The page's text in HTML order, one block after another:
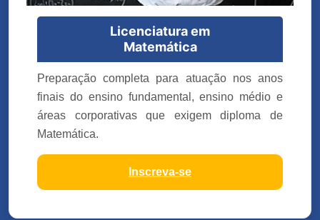
Licenciatura em
Matemática
Preparação completa para atuação nos anos
finais do ensino fundamental, ensino médio e
áreas corporativas que exigem diploma de
Matemática.
Inscreva-se